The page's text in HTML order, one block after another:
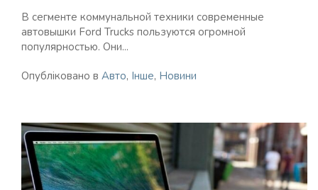
В сегменте коммунальной техники современные
автовышки Ford Trucks пользуются огромной
популярностью. Они...
Опубліковано в Авто, Інше, Новини